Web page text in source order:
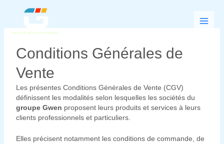
contenu
Conditions Générales de
Vente
Les présentes Conditions Générales de Vente (CGV)
définissent les modalités selon lesquelles les sociétés du
groupe Gwen proposent leurs produits et services à leurs
clients professionnels et particuliers.
Elles précisent notamment les conditions de commande, de